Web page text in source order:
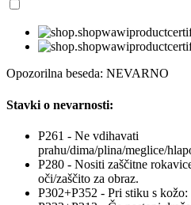
Opozorilna beseda: NEVARNO
Stavki o nevarnosti:
P261 - Ne vdihavati
prahu/dima/plina/meglice/
P280 - Nositi zaščitne
oči/zaščito za obraz.
P302+P352 - Pri stiku s